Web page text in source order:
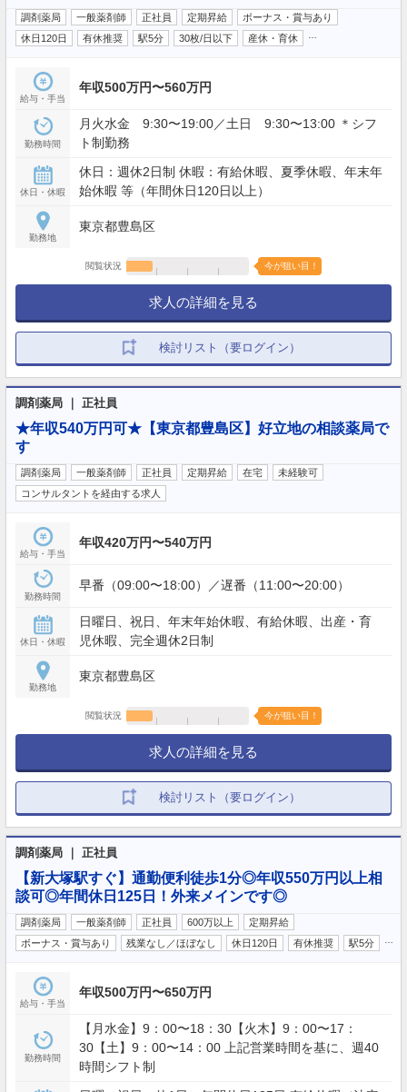
調剤薬局 一般薬剤師 正社員 定期昇給
ボーナス・賞与あり
休日120日
有休推奨 駅5分 30枚/日以下 産休・育休
給与・手当
年収500万円〜560万円
勤務時間
月火水金 9:30〜19:00／土日 9:30〜13:00 ＊シフ
ト制勤務
休日・休暇
休日：週休2日制 休暇：有給休暇、夏季休暇、年末年
始休暇 等（年間休日120日以上）
勤務地
東京都豊島区
閲覧状況 今が狙い目！
求人の詳細を見る
検討リスト（要ログイン）
調剤薬局 ｜ 正社員
★年収540万円可★【東京都豊島区】好立地の相談薬局で
す
調剤薬局 一般薬剤師 正社員 定期昇給 在宅
未経験可
コンサルタントを経由する求人
給与・手当
年収420万円〜540万円
勤務時間
早番（09:00〜18:00）／遅番（11:00〜20:00）
休日・休暇
日曜日、祝日、年末年始休暇、有給休暇、出産・育
児休暇、完全週休2日制
勤務地
東京都豊島区
閲覧状況 今が狙い目！
求人の詳細を見る
検討リスト（要ログイン）
調剤薬局 ｜ 正社員
【新大塚駅すぐ】通勤便利徒歩1分◎年収550万円以上相
談可◎年間休日125日！外来メインです◎
調剤薬局 一般薬剤師 正社員 600万以上
定期昇給
ボーナス・賞与あり
残業なし／ほぼなし 休日120日 有休推奨 駅5分
給与・手当
年収500万円〜650万円
勤務時間
【月水金】9：00〜18：30【火木】9：00〜17：
30【土】9：00〜14：00 上記営業時間を基に、週40
時間シフト制